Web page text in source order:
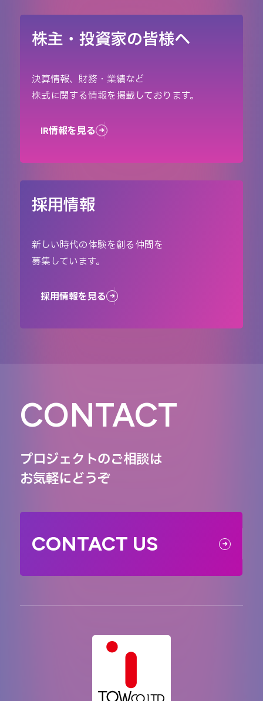
株主・投資家の皆様へ
決算情報、財務・業績など
株式に関する情報を掲載しております。
IR情報を見る
採用情報
新しい時代の体験を創る仲間を
募集しています。
採用情報を見る
CONTACT
プロジェクトのご相談は
お気軽にどうぞ
CONTACT US